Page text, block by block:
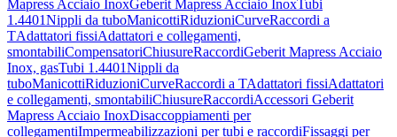
Mapress Acciaio InoxGeberit Mapress Acciaio InoxTubi
1.4401Nippli da tuboManicottiRiduzioniCurveRaccordi a
TAdattatori fissiAdattatori e collegamenti,
smontabiliCompensatoriChiusureRaccordiGeberit Mapress Acciaio
Inox, gasTubi 1.4401Nippli da
tuboManicottiRiduzioniCurveRaccordi a TAdattatori fissiAdattatori
e collegamenti, smontabiliChiusureRaccordiAccessori Geberit
Mapress Acciaio InoxDisaccoppiamenti per
collegamentiImpermeabilizzazioni per tubi e raccordiFissaggi per